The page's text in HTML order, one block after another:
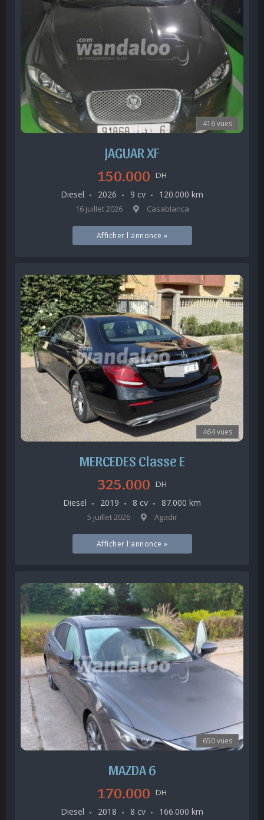
416 vues
JAGUAR XF
150.000 DH
Diesel 2026 9 cv 120.000 km
16 juillet 2026 Casablanca
Afficher l'annonce »
464 vues
MERCEDES Classe E
325.000 DH
Diesel 2019 8 cv 87.000 km
5 juillet 2026 Agadir
Afficher l'annonce »
650 vues
MAZDA 6
170.000 DH
Diesel 2018 8 cv 166.000 km